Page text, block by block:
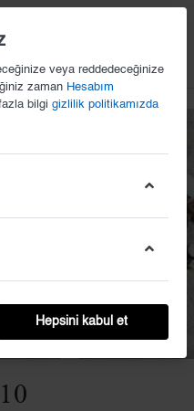
veya reddedeceğinize
zaman Hesabım
bilgi gizlilik politikamızda
Hepsini kabul et